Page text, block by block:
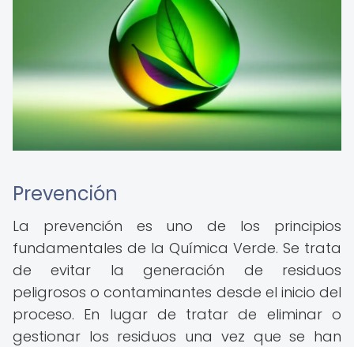
Prevención
La prevención es uno de los principios
fundamentales de la Química Verde. Se trata
de evitar la generación de residuos
peligrosos o contaminantes desde el inicio del
proceso. En lugar de tratar de eliminar o
gestionar los residuos una vez que se han